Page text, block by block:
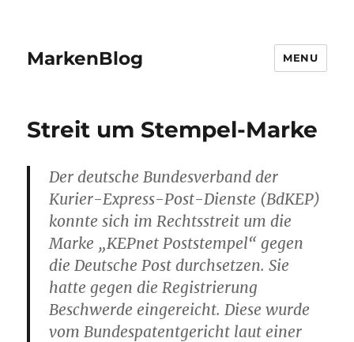
MarkenBlog MENU
Streit um Stempel-Marke
Der deutsche Bundesverband der
Kurier-Express-Post-Dienste (BdKEP)
konnte sich im Rechtsstreit um die
Marke „KEPnet Poststempel“ gegen
die Deutsche Post durchsetzen. Sie
hatte gegen die Registrierung
Beschwerde eingereicht. Diese wurde
vom Bundespatentgericht laut einer